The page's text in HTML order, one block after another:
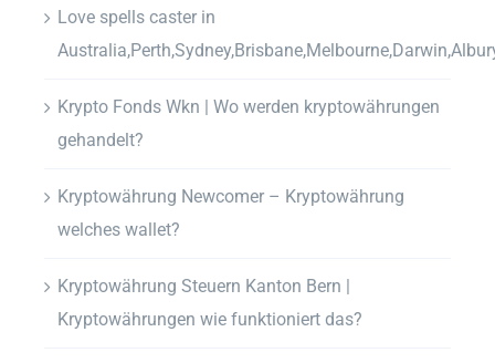
Love spells caster in
Krypto Fonds Wkn | Wo werden kryptowährungen
gehandelt?
Kryptowährung Newcomer – Kryptowährung
welches wallet?
Kryptowährung Steuern Kanton Bern |
Kryptowährungen wie funktioniert das?